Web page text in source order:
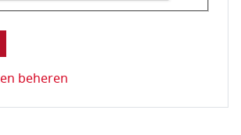
is om te controleren dat u een mens
beheren